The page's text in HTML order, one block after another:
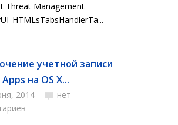
Threat Management
учетной записи
на OS X...
2014
нет